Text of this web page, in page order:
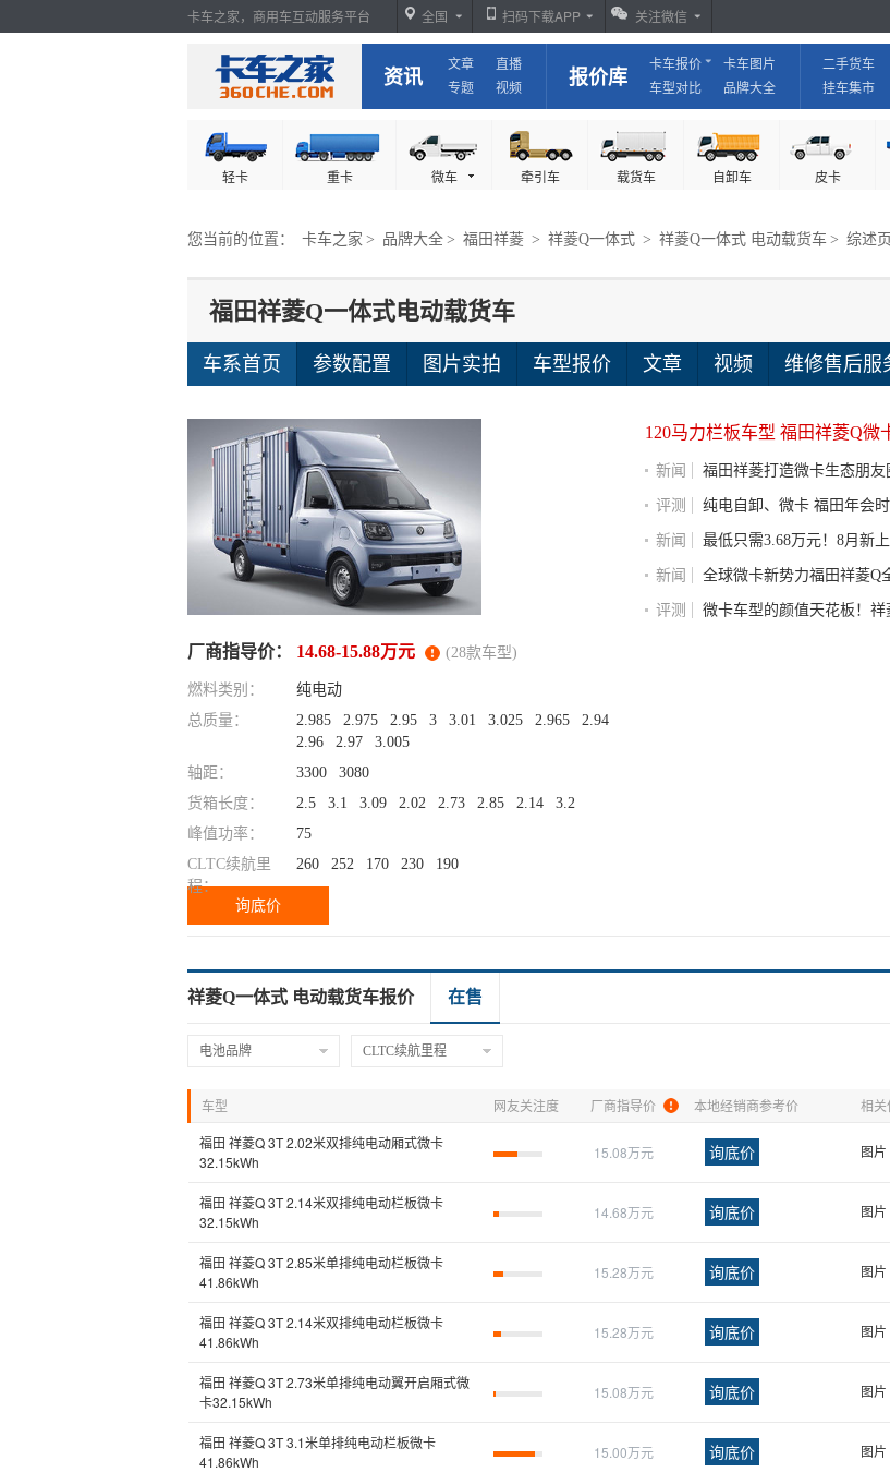
卡车之家，商用车互动服务平台 全国 扫码下载APP 关注微信
资讯 文章
直播
专题
视频 报价库 卡车报价
卡车图片
车型对比
品牌大全
二手货车
挂车集市
轻卡 重卡 微车 牵引车 载货车 自卸车 皮卡
您当前的位置： 卡车之家 > 品牌大全 > 福田祥菱 > 祥菱Q一体式 > 祥菱Q一体式 电动载货车 > 综述页
福田祥菱Q一体式电动载货车
车系首页 参数配置 图片实拍 车型报价 文章 视频 维修售后服
厂商指导价： 14.68-15.88万元 (28款车型)
燃料类别：
纯电动
总质量：
2.985 2.975 2.95 3 3.01 3.025 2.965
2.94
2.96
2.97
3.005
轴距：
3300
3080
货箱长度：
2.5 3.1 3.09 2.02 2.73 2.85 2.14
3.2
峰值功率：
75
CLTC续航里
程：
260 252 170 230 190
询底价
120马力栏板车型 福田祥菱Q微
新闻 福田祥菱打造微卡生态朋友
评测 纯电自卸、微卡 福田年会
新闻 最低只需3.68万元！8月新
新闻 全球微卡新势力福田祥菱Q
评测 微卡车型的颜值天花板！祥
祥菱Q一体式 电动载货车报价 在售
电池品牌 CLTC续航里程
车型 网友关注度 厂商指导价 本地经销商参考价
相关
福田 祥菱Q 3T 2.02米双排纯电动厢式微卡
32.15kWh
15.08万元 询底价 图片
福田 祥菱Q 3T 2.14米双排纯电动栏板微卡
32.15kWh
14.68万元 询底价 图片
福田 祥菱Q 3T 2.85米单排纯电动栏板微卡
41.86kWh
15.28万元 询底价 图片
福田 祥菱Q 3T 2.14米双排纯电动栏板微卡
41.86kWh
15.28万元 询底价 图片
福田 祥菱Q 3T 2.73米单排纯电动翼开启厢式微
卡32.15kWh
15.08万元 询底价 图片
福田 祥菱Q 3T 3.1米单排纯电动栏板微卡
41.86kWh
15.00万元 询底价 图片